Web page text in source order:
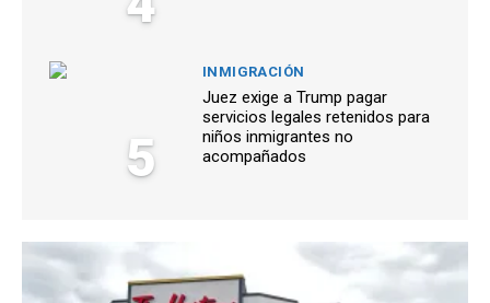
5
INMIGRACIÓN
Juez exige a Trump pagar
servicios legales retenidos para
niños inmigrantes no
acompañados